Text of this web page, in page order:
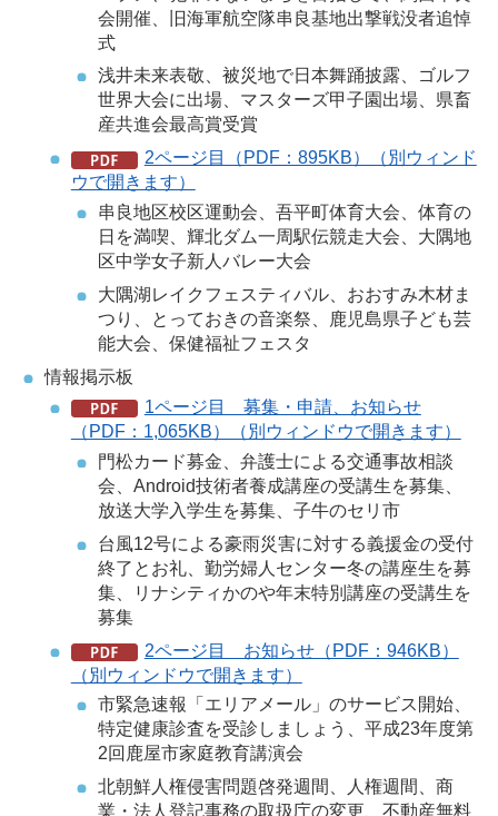
会開催、旧海軍航空隊串良基地出撃戦没者追悼
式
浅井未来表敬、被災地で日本舞踊披露、ゴルフ
世界大会に出場、マスターズ甲子園出場、県畜
産共進会最高賞受賞
2ページ目（PDF：895KB）（別ウィンド
ウで開きます）
串良地区校区運動会、吾平町体育大会、体育の
日を満喫、輝北ダム一周駅伝競走大会、大隅地
区中学女子新人バレー大会
大隅湖レイクフェスティバル、おおすみ木材ま
つり、とっておきの音楽祭、鹿児島県子ども芸
能大会、保健福祉フェスタ
情報掲示板
1ページ目 募集・申請、お知らせ
（PDF：1,065KB）（別ウィンドウで開きます）
門松カード募金、弁護士による交通事故相談
会、Android技術者養成講座の受講生を募集、
放送大学入学生を募集、子牛のセリ市
台風12号による豪雨災害に対する義援金の受付
終了とお礼、勤労婦人センター冬の講座生を募
集、リナシティかのや年末特別講座の受講生を
募集
2ページ目 お知らせ（PDF：946KB）
（別ウィンドウで開きます）
市緊急速報「エリアメール」のサービス開始、
特定健康診査を受診しましょう、平成23年度第
2回鹿屋市家庭教育講演会
北朝鮮人権侵害問題啓発週間、人権週間、商
業・法人登記事務の取扱庁の変更、不動産無料